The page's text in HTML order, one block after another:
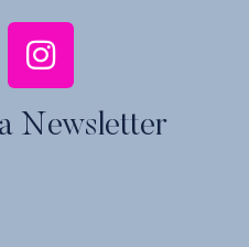
Newsletter